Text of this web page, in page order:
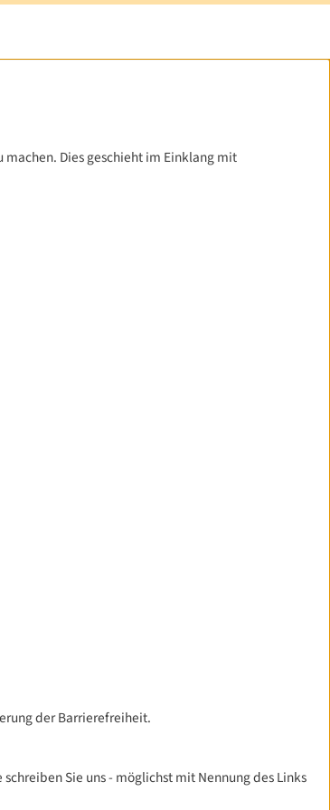
Dies geschieht im Einklang mit
der Barrierefreiheit.
Sie uns - möglichst mit Nennung des Links